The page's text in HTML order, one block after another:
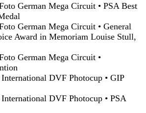
German Mega Circuit • PSA Best
German Mega Circuit • General
Award in Memoriam Louise Stull,
German Mega Circuit •
DVF Photocup • GIP
DVF Photocup • PSA